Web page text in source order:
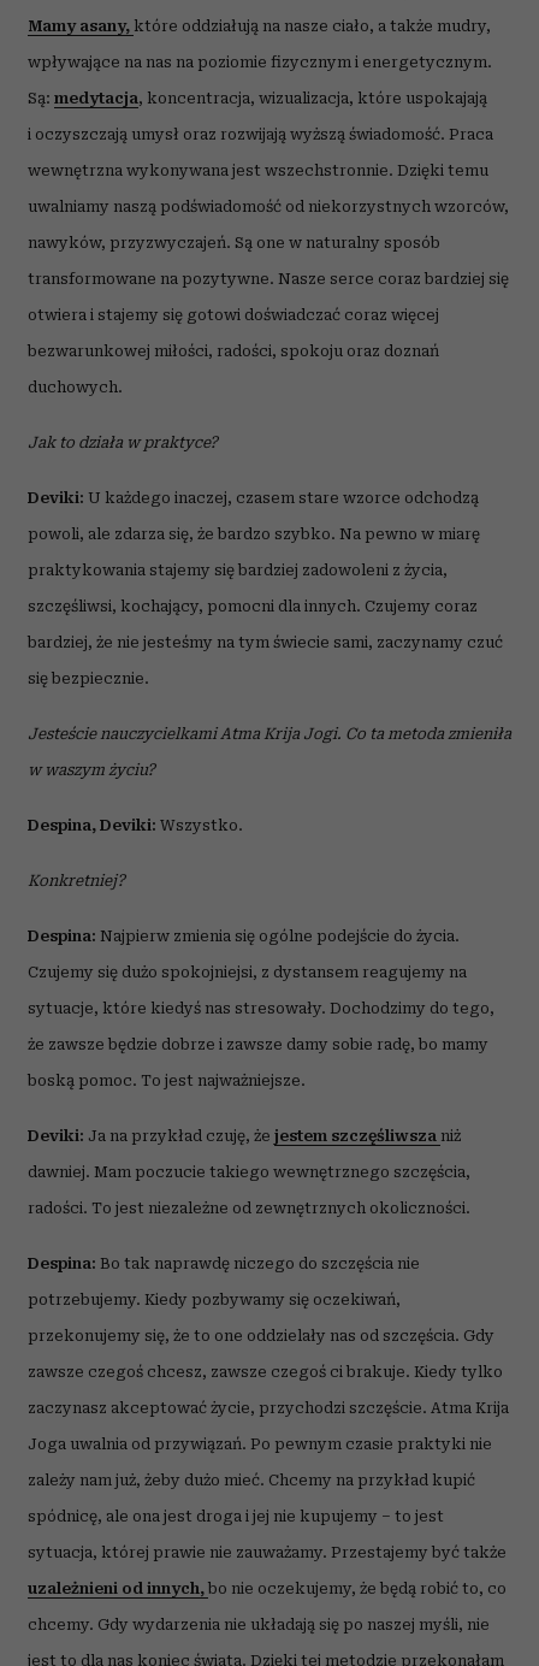
Mamy asany, które oddziałują na nasze ciało, a także mudry,
wpływające na nas na poziomie fizycznym i energetycznym.
Są: medytacja, koncentracja, wizualizacja, które uspokajają
i oczyszczają umysł oraz rozwijają wyższą świadomość. Praca
wewnętrzna wykonywana jest wszechstronnie. Dzięki temu
uwalniamy naszą podświadomość od niekorzystnych wzorców,
nawyków, przyzwyczajeń. Są one w naturalny sposób
transformowane na pozytywne. Nasze serce coraz bardziej się
otwiera i stajemy się gotowi doświadczać coraz więcej
bezwarunkowej miłości, radości, spokoju oraz doznań
duchowych.
Jak to działa w praktyce?
Deviki: U każdego inaczej, czasem stare wzorce odchodzą
powoli, ale zdarza się, że bardzo szybko. Na pewno w miarę
praktykowania stajemy się bardziej zadowoleni z życia,
szczęśliwsi, kochający, pomocni dla innych. Czujemy coraz
bardziej, że nie jesteśmy na tym świecie sami, zaczynamy czuć
się bezpiecznie.
Jesteście nauczycielkami Atma Krija Jogi. Co ta metoda zmieniła
w waszym życiu?
Despina, Deviki: Wszystko.
Konkretniej?
Despina: Najpierw zmienia się ogólne podejście do życia.
Czujemy się dużo spokojniejsi, z dystansem reagujemy na
sytuacje, które kiedyś nas stresowały. Dochodzimy do tego,
że zawsze będzie dobrze i zawsze damy sobie radę, bo mamy
boską pomoc. To jest najważniejsze.
Deviki: Ja na przykład czuję, że jestem szczęśliwsza niż
dawniej. Mam poczucie takiego wewnętrznego szczęścia,
radości. To jest niezależne od zewnętrznych okoliczności.
Despina: Bo tak naprawdę niczego do szczęścia nie
potrzebujemy. Kiedy pozbywamy się oczekiwań,
przekonujemy się, że to one oddzielały nas od szczęścia. Gdy
zawsze czegoś chcesz, zawsze czegoś ci brakuje. Kiedy tylko
zaczynasz akceptować życie, przychodzi szczęście. Atma Krija
Joga uwalnia od przywiązań. Po pewnym czasie praktyki nie
zależy nam już, żeby dużo mieć. Chcemy na przykład kupić
spódnicę, ale ona jest droga i jej nie kupujemy – to jest
sytuacja, której prawie nie zauważamy. Przestajemy być także
uzależnieni od innych, bo nie oczekujemy, że będą robić to, co
chcemy. Gdy wydarzenia nie układają się po naszej myśli, nie
jest to dla nas koniec świata. Dzięki tej metodzie przekonałam